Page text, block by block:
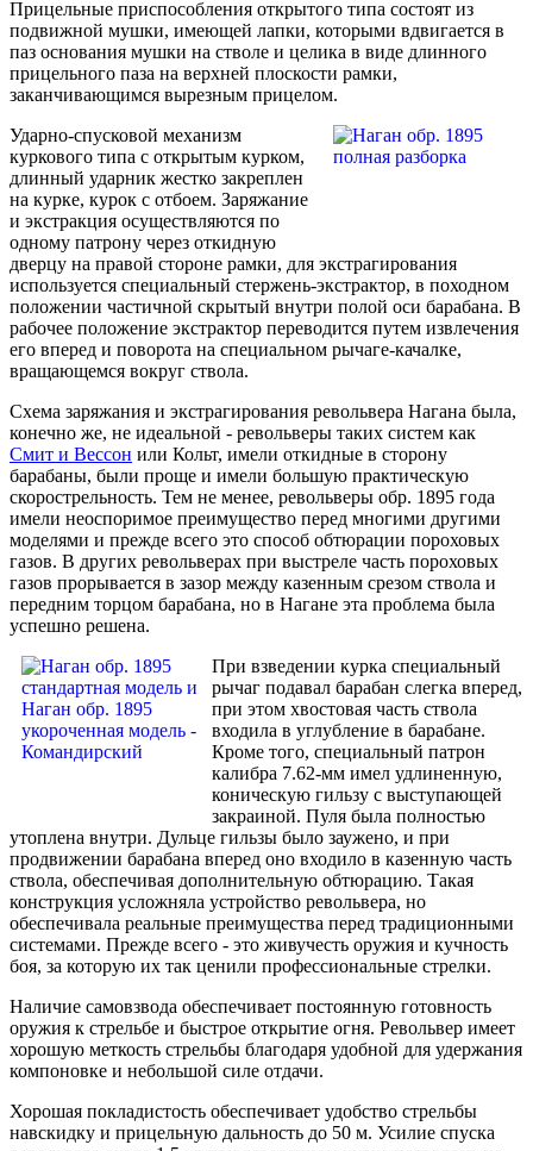
Прицельные приспособления открытого типа состоят из
подвижной мушки, имеющей лапки, которыми вдвигается в
паз основания мушки на стволе и целика в виде длинного
прицельного паза на верхней плоскости рамки,
заканчивающимся вырезным прицелом.
Ударно-спусковой механизм
куркового типа с открытым курком,
длинный ударник жестко закреплен
на курке, курок с отбоем. Заряжание
и экстракция осуществляются по
одному патрону через откидную
дверцу на правой стороне рамки, для экстрагирования
используется специальный стержень-экстрактор, в походном
положении частичной скрытый внутри полой оси барабана. В
рабочее положение экстрактор переводится путем извлечения
его вперед и поворота на специальном рычаге-качалке,
вращающемся вокруг ствола.
Схема заряжания и экстрагирования револьвера Нагана была,
конечно же, не идеальной - револьверы таких систем как
Смит и Вессон или Кольт, имели откидные в сторону
барабаны, были проще и имели большую практическую
скорострельность. Тем не менее, револьверы обр. 1895 года
имели неоспоримое преимущество перед многими другими
моделями и прежде всего это способ обтюрации пороховых
газов. В других револьверах при выстреле часть пороховых
газов прорывается в зазор между казенным срезом ствола и
передним торцом барабана, но в Нагане эта проблема была
успешно решена.
При взведении курка специальный
рычаг подавал барабан слегка вперед,
при этом хвостовая часть ствола
входила в углубление в барабане.
Кроме того, специальный патрон
калибра 7.62-мм имел удлиненную,
коническую гильзу с выступающей
закраиной. Пуля была полностью
утоплена внутри. Дульце гильзы было заужено, и при
продвижении барабана вперед оно входило в казенную часть
ствола, обеспечивая дополнительную обтюрацию. Такая
конструкция усложняла устройство револьвера, но
обеспечивала реальные преимущества перед традиционными
системами. Прежде всего - это живучесть оружия и кучность
боя, за которую их так ценили профессиональные стрелки.
Наличие самовзвода обеспечивает постоянную готовность
оружия к стрельбе и быстрое открытие огня. Револьвер имеет
хорошую меткость стрельбы благодаря удобной для удержания
компоновке и небольшой силе отдачи.
Хорошая покладистость обеспечивает удобство стрельбы
навскидку и прицельную дальность до 50 м. Усилие спуска